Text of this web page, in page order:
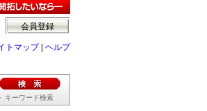
会員登録
トマップ| ヘルプ
キーワード検索